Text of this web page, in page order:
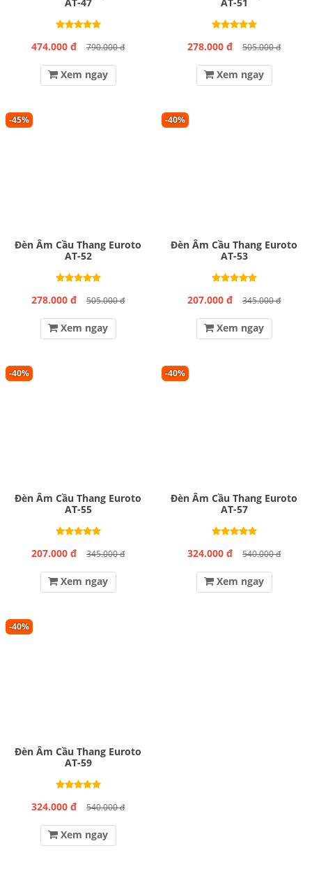
474.000 đ 790.000 đ
Xem ngay
278.000 đ 505.000 đ
Xem ngay
-45%
Đèn Âm Cầu Thang Euroto
AT-52
278.000 đ 505.000 đ
Xem ngay
-40%
Đèn Âm Cầu Thang Euroto
AT-53
207.000 đ 345.000 đ
Xem ngay
-40%
Đèn Âm Cầu Thang Euroto
AT-55
207.000 đ 345.000 đ
Xem ngay
-40%
Đèn Âm Cầu Thang Euroto
AT-57
324.000 đ 540.000 đ
Xem ngay
-40%
Đèn Âm Cầu Thang Euroto
AT-59
324.000 đ 540.000 đ
Xem ngay